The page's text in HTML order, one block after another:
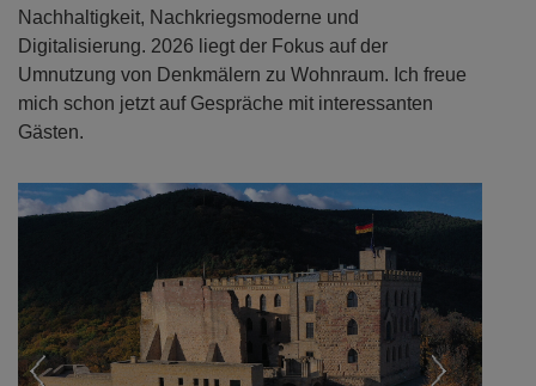
Nachhaltigkeit, Nachkriegsmoderne und
Digitalisierung. 2026 liegt der Fokus auf der
Umnutzung von Denkmälern zu Wohnraum. Ich freue
mich schon jetzt auf Gespräche mit interessanten
Gästen.
Previous